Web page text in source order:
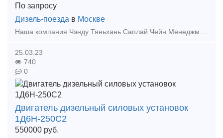
По запросу
Дизель-поезда в Москве
25.03.23
740
0
Двигатель дизельный силовых установок
1Д6Н-250С2
550000 руб.